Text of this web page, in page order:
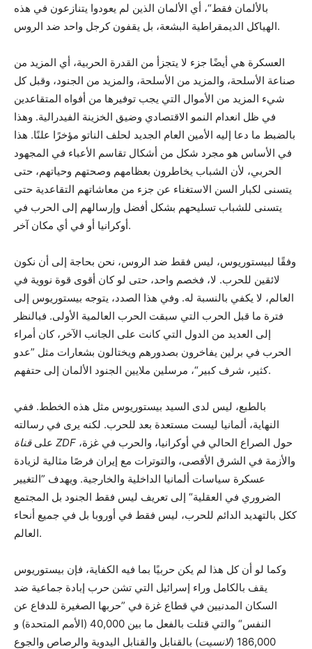
بالألمان فقط“، أي الألمان الذين لم يعودوا يتنازعون في هذه
الهياكل الديمقراطية البشعة، بل يقفون كرجل واحد ضد الروس.
العسكرة هي أيضًا جزء لا يتجزأ من القدرة الحربية، أي المزيد من
صناعة الأسلحة، والمزيد من الأسلحة، والمزيد من الجنود، وقبل كل
شيء المزيد من الأموال التي يجب توفيرها من أفواه المتقاعدين
في ظل انعدام النمو الاقتصادي وضيق الخزينة الفيدرالية. وهذا
بالضبط ما دعا إليه الأمين العام الجديد لحلف الناتو مؤخرًا علنًا. هذا
في الأساس هو مجرد شكل من أشكال تقاسم الأعباء في المجهود
الحربي، لأن الشباب يخاطرون بعظامهم وصحتهم وحياتهم، حتى
يتسنى لكبار السن الاستغناء عن جزء من معاشاتهم التقاعدية حتى
يتسنى للشباب تسليحهم بشكل أفضل وإرسالهم إلى الحرب في
أوكرانيا أو في أي مكان آخر.
وفقًا لبيستوريوس، ليس فقط ضد الروس، نحن بحاجة إلى أن نكون
لائقين للحرب. لا، فخصم واحد، حتى لو كان أقوى قوة نووية في
العالم، لا يكفي بالنسبة له. وفي هذا الصدد، يتوجه بيستوريوس إلى
فترة ما قبل الحرب التي سبقت الحرب العالمية الأولى. فبالنظر
إلى العديد من الدول التي كانت على الجانب الآخر، كان أمراء
الحرب في برلين يفاخرون بصدورهم ويختالون بشعارات مثل ”عدو
كثير، شرف كبير“، مرسلين ملايين الجنود الألمان إلى حتفهم.
بالطبع، ليس لدى السيد بيستوريوس مثل هذه الخطط. ففي
النهاية، ألمانيا ليست مستعدة بعد للحرب. لكنه يرى في رسالته
على قناة ZDF
والأزمة في الشرق الأقصى، والتوترات مع إيران فرصًا مثالية لزيادة
عسكرة سياسات ألمانيا الداخلية والخارجية. ويهدف ”التغيير
الضروري في العقلية“ إلى تعريف ليس فقط الجنود بل المجتمع
ككل بالتهديد الدائم للحرب، ليس فقط في أوروبا بل في جميع أنحاء
العالم.
وكما لو أن كل هذا لم يكن حربيًا بما فيه الكفاية، فإن بيستوريوس
يقف بالكامل وراء إسرائيل التي تشن حرب إبادة جماعية ضد
السكان المدنيين في قطاع غزة في ”حربها الصغيرة للدفاع عن
النفس“ والتي قتلت بالفعل ما بين 40,000 (الأمم المتحدة) و
186,000 ( لانسيت) بالقنابل والقنابل اليدوية والرصاص والجوع